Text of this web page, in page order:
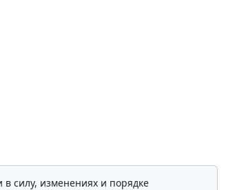
силу, изменениях и порядке